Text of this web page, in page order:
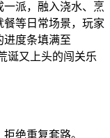
派，融入浇水、烹
等日常场景，玩家
进度条填满至
诞又上头的闯关乐
绝重复套路。